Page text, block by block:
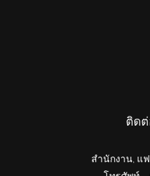
ติดต่
สำนักงาน, แฟ